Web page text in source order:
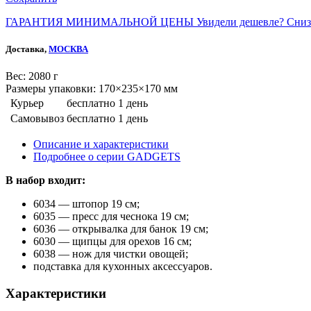
ГАРАНТИЯ МИНИМАЛЬНОЙ ЦЕНЫ Увидели дешевле?
Доставка, МОСКВА
Веc: 2080 г
Размеры упаковки: 170×235×170 мм
Курьер
бесплатно 1 день
Самовывоз бесплатно 1 день
Описание и характеристики
Подробнее о серии GADGETS
В набор входит:
6034 — штопор 19 см;
6035 — пресс для чеснока 19 см;
6036 — открывалка для банок 19 см;
6030 — щипцы для орехов 16 см;
6038 — нож для чистки овощей;
подставка для кухонных аксессуаров.
Характеристики